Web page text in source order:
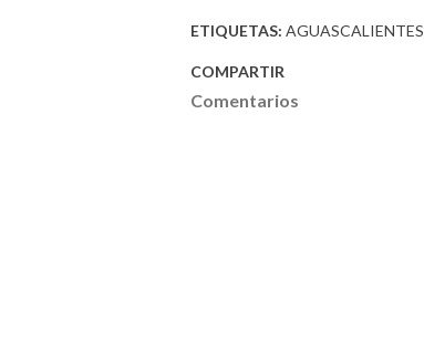
ETIQUETAS: AGUASCALIENTES
COMPARTIR
Comentarios